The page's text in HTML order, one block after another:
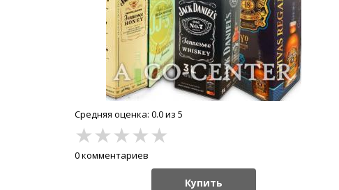
Средняя оценка: 0.0 из 5
★★★★★
0 комментариев
Купить